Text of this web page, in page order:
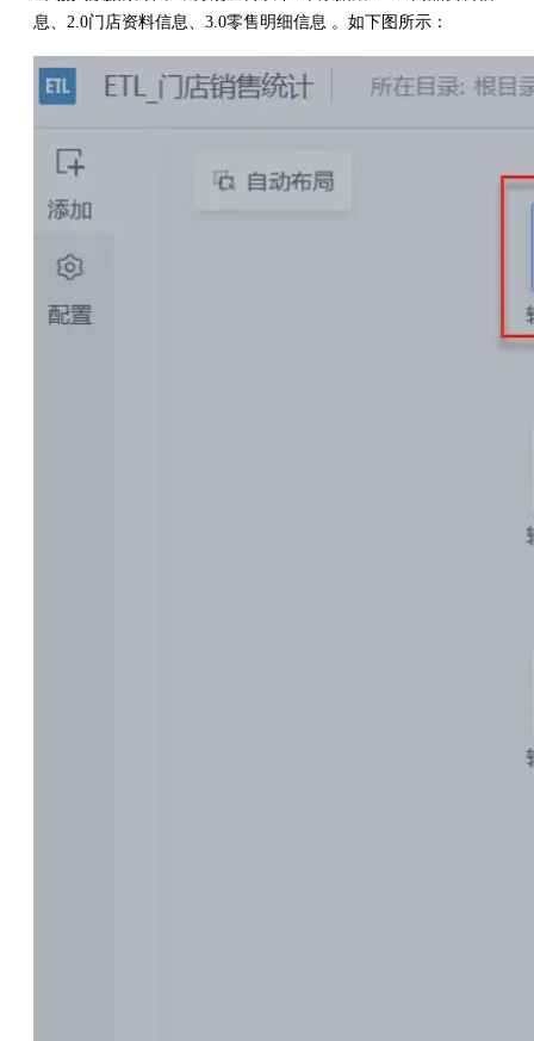
息、2.0门店资料信息、3.0零售明细信息 。如下图所示：